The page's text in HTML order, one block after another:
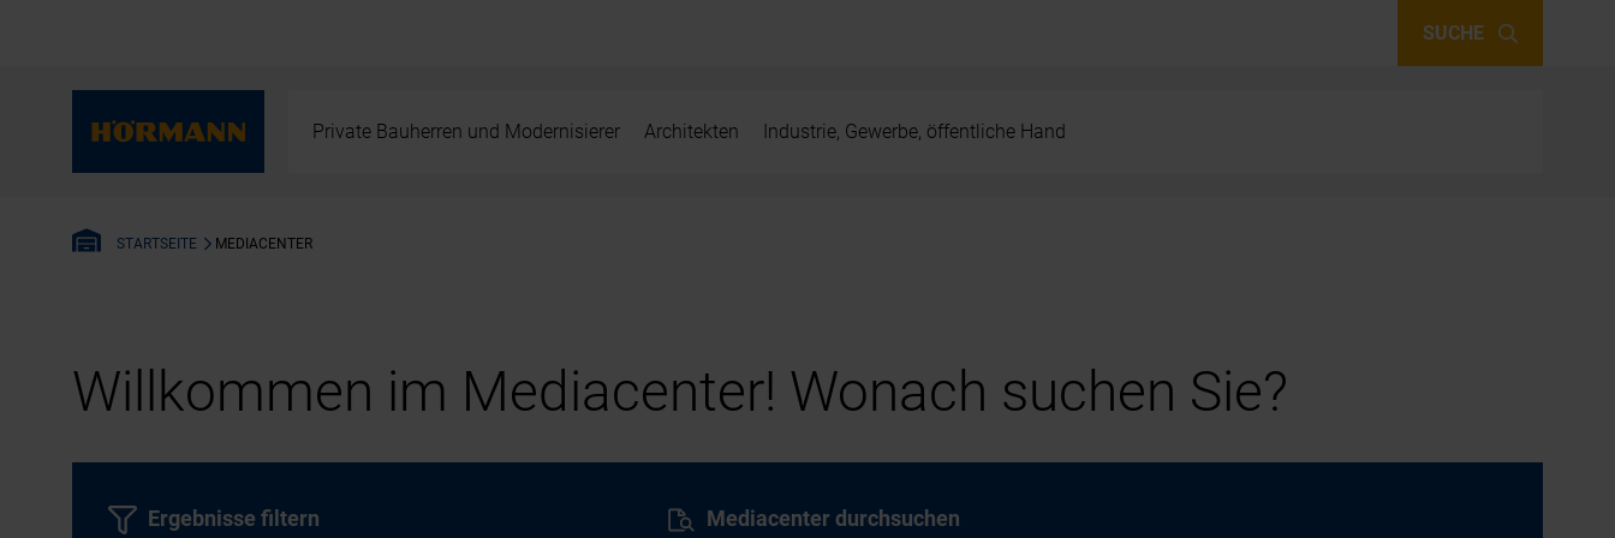
SUCHE
Private Bauherren und Modernisierer Architekten Industrie, Gewerbe, öffentliche Hand
STARTSEITE MEDIACENTER
Willkommen im Mediacenter! Wonach suchen Sie?
Mediacenter durchsuchen
Ergebnisse filtern